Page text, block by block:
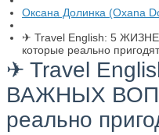
Оксана Долинка (Oxana
✈️ Travel English: 5
которые реально
✈️ Travel
ВАЖНЫХ
реально